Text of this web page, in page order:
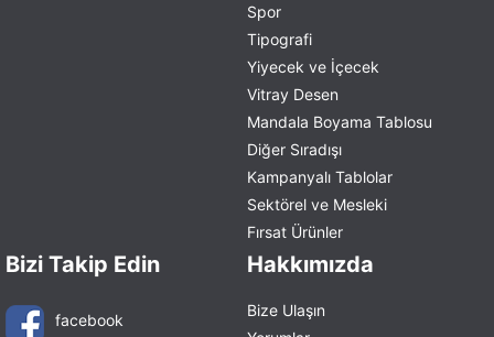
Spor
Tipografi
Yiyecek ve İçecek
Vitray Desen
Mandala Boyama Tablosu
Diğer Sıradışı
Kampanyalı Tablolar
Sektörel ve Mesleki
Fırsat Ürünler
Bizi Takip Edin
facebook
Hakkımızda
Bize Ulaşın